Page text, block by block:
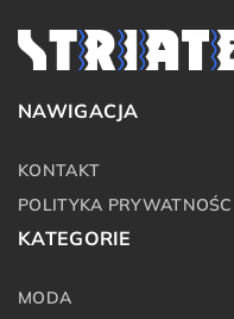
NAWIGACJA
KONTAKT
POLITYKA
KATEGORIE
MODA